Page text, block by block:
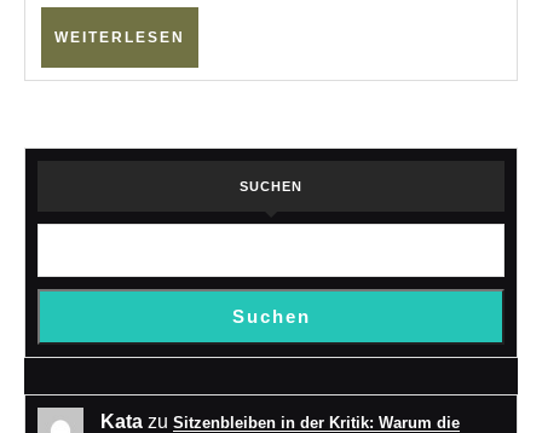
seine
WEITERLESEN
SUCHEN
Suchen
Kata zu Sitzenbleiben in der Kritik: Warum die